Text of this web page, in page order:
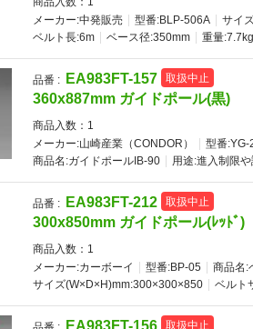
メーカー:中発販売
型番:BLP-506A サイ
ベルト長:6m
ベース径:350mm 重量:7.7kg
品番 : EA983FT-157 取扱中止
360x887mm ガイドポール(黒)
商品入数： 1
メーカー:山崎産業（CONDOR）
型番:YG-
商品名:ガイドポールIB-90
用途:進入制限
品番 : EA983FT-212 取扱中止
300x850mm ガイドポール(ﾚｯﾄﾞ)
商品入数： 1
メーカー:カーボーイ
型番:BP-05
商品名:
サイズ(W×D×H)mm:300×300×850
ベルト
EA983FT-156 取扱中止